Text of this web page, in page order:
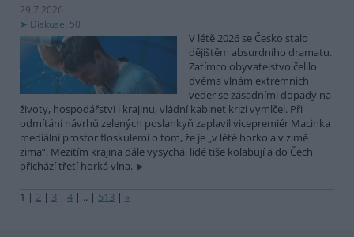
29.7.2026
Diskuse: 50
V létě 2026 se Česko stalo
dějištěm absurdního dramatu.
Zatímco obyvatelstvo čelilo
dvěma vlnám extrémních
veder se zásadními dopady na
životy, hospodářství i krajinu, vládní kabinet krizi vymlčel. Při
odmítání návrhů zelených poslankyň zaplavil vicepremiér Macinka
mediální prostor floskulemi o tom, že je „v létě horko a v zimě
zima“. Mezitím krajina dále vysychá, lidé tiše kolabují a do Čech
přichází třetí horká vlna.
1 | 2 | 3 | 4 | .. | 513 | »